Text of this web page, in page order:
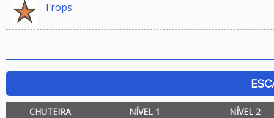
Trops
CHUTEIRA NÍVEL 1 NÍVEL 2